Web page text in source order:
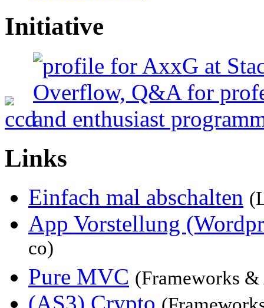
Initiative
Links
Einfach mal abschalten
App Vorstellung
co)
Pure MVC (Frameworks